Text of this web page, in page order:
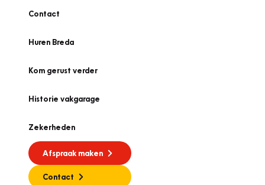
Contact
Huren Breda
Kom gerust verder
Historie vakgarage
Zekerheden
Afspraak maken
Contact